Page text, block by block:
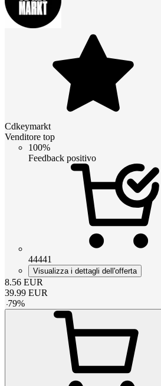
Cdkeymarkt
Venditore top
100%
Feedback positivo
44441
Visualizza i dettagli dell'offerta
8.56 EUR
39.99 EUR
-79%